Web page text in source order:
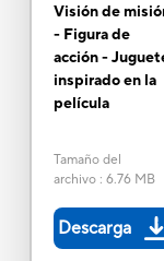
Visión de
- Figura de
acción -
inspirado en la
película
Tamaño del
archivo: 6.76 MB
Descarga